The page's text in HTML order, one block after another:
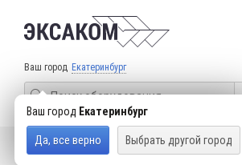
Ваш город Екатеринбург
Ваш город Екатеринбург
Да, все верно Выбрать другой город
КАТАЛОГ ТОВАРОВ
ОБОРУДОВАНИЕ ДЛЯ ЧИП-ТЮНИНГА